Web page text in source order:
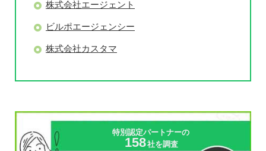
株式会社エージェント
ビルポエージェンシー
株式会社カスタマ
特別認定パートナーの
158社を調査